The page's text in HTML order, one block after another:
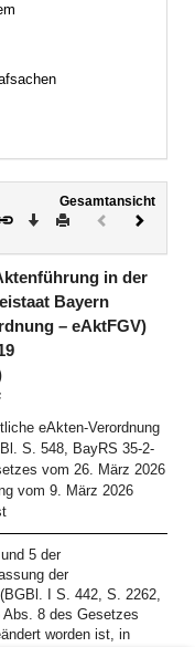
Gesamtansicht
Download
DruckenVorheriges
(inaktiv)
in der
Bayern
– eAktFGV)
eAkten-Verordnung
S. 548, BayRS 35-2-
vom 26. März 2026
vom 9. März 2026
5 der
der
I S. 442, S. 2262,
Abs. 8 des Gesetzes
worden ist, in